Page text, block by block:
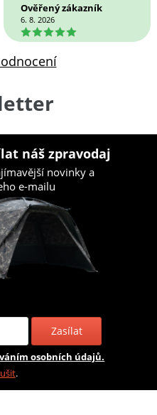
Ověřený zákazník
6. 8. 2026
5
náš zpravodaj
novinky a
e-mailu
Zasílat
osobních údajů.
.